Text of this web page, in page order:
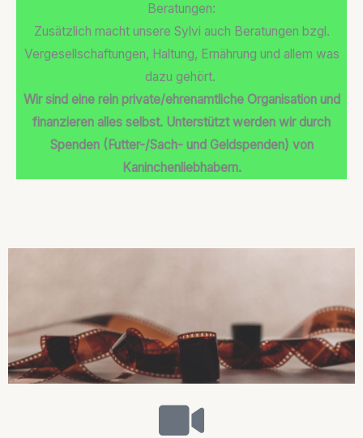
Beratungen:
Zusätzlich macht unsere Sylvi auch Beratungen bzgl.
Vergesellschaftungen, Haltung, Ernährung und allem was
dazu gehört.
Wir sind eine rein private/ehrenamtliche Organisation und
finanzieren alles selbst. Unterstützt werden wir durch
Spenden (Futter-/Sach- und Geldspenden) von
Kaninchenliebhabern.